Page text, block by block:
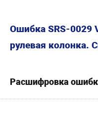
Ошибка SRS-0029
рулевая колонка.
Расшифровка